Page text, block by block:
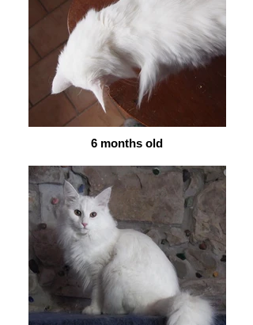
6 months old